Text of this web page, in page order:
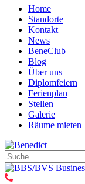
Home
Standorte
Kontakt
News
BeneClub
Blog
Über uns
Diplomfeiern
Ferienplan
Stellen
Galerie
Räume mieten